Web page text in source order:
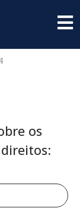
os